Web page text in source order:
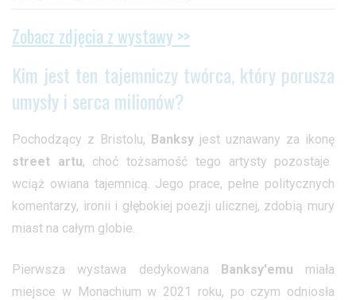
Zobacz zdjęcia z wystawy >>
Kim jest ten tajemniczy twórca, który porusza
umysły i serca milionów?
Pochodzący z Bristolu, Banksy jest uznawany za ikonę
street artu, choć tożsamość tego artysty pozostaje
wciąż owiana tajemnicą. Jego prace, pełne politycznych
komentarzy, ironii i głębokiej poezji ulicznej, zdobią mury
miast na całym globie.
Pierwsza wystawa dedykowana Banksy'emu miała
miejsce w Monachium w 2021 roku, po czym odniosła